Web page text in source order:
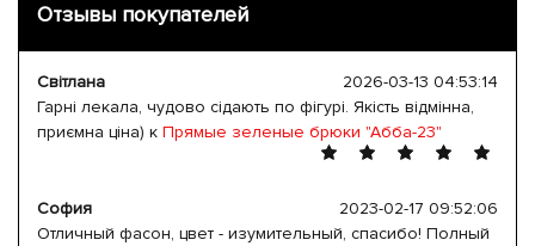
Отзывы покупателей
Світлана
2026-03-13 04:53:14
Гарні лекала, чудово сідають по фігурі. Якість відмінна,
приємна ціна) к Прямые зеленые брюки "Абба-23"
София
2023-02-17 09:52:06
Отличный фасон, цвет - изумительный, спасибо! Полный